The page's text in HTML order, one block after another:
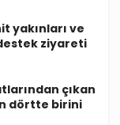
yakınları ve
ziyareti
çıkan
dörtte birini